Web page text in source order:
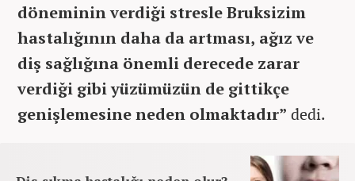
döneminin verdiği stresle Bruksizim
hastalığının daha da artması, ağız ve
diş sağlığına önemli derecede zarar
verdiği gibi yüzümüzün de gittikçe
genişlemesine neden olmaktadır” dedi.